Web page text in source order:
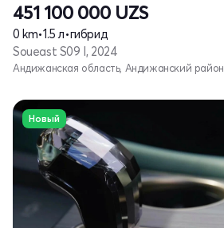
451 100 000 UZS
0 km•1.5 л•гибрид
Soueast S09 I, 2024
Андижанская область, Андижанский район
Новый